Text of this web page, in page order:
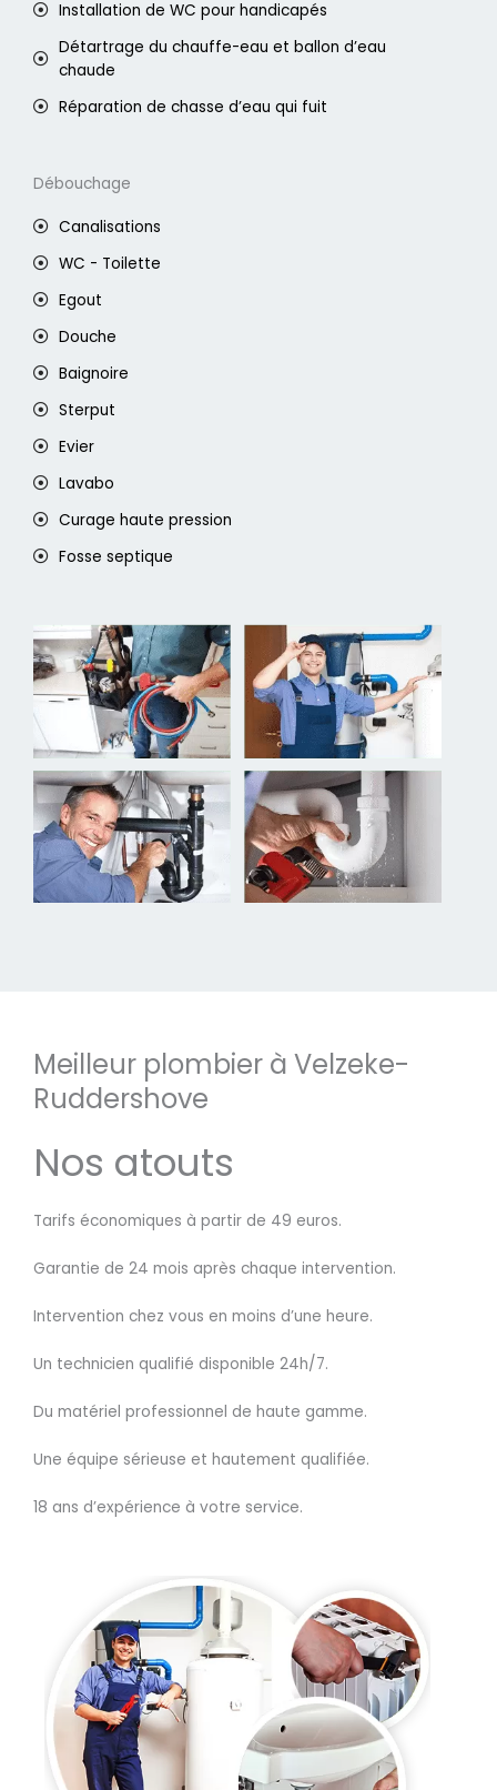
Installation de WC pour handicapés
Détartrage du chauffe-eau et ballon d’eau
chaude
Réparation de chasse d’eau qui fuit
Débouchage
Canalisations
WC - Toilette
Egout
Douche
Baignoire
Sterput
Evier
Lavabo
Curage haute pression
Fosse septique
Meilleur plombier à Velzeke-
Ruddershove
Nos atouts
Tarifs économiques à partir de 49 euros.
Garantie de 24 mois après chaque intervention.
Intervention chez vous en moins d’une heure.
Un technicien qualifié disponible 24h/7.
Du matériel professionnel de haute gamme.
Une équipe sérieuse et hautement qualifiée.
18 ans d’expérience à votre service.